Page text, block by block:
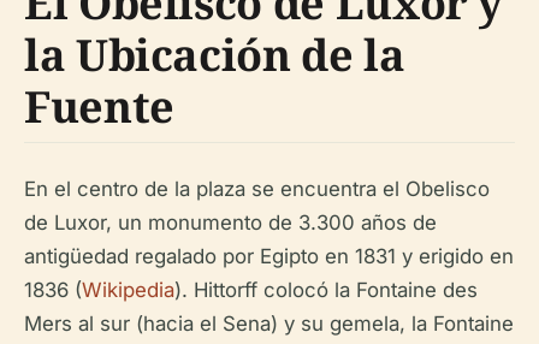
la Ubicación de la
Fuente
En el centro de la plaza se encuentra el Obelisco
de Luxor, un monumento de 3.300 años de
antigüedad regalado por Egipto en 1831 y erigido en
1836 (Wikipedia). Hittorff colocó la Fontaine des
Mers al sur (hacia el Sena) y su gemela, la Fontaine